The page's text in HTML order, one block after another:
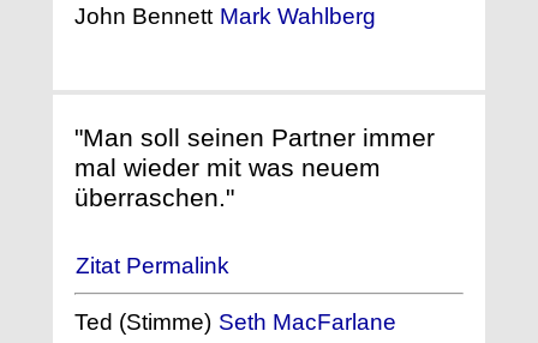
John Bennett Mark Wahlberg
"Man soll seinen Partner immer
mal wieder mit was neuem
überraschen."
Zitat Permalink
Ted (Stimme) Seth MacFarlane